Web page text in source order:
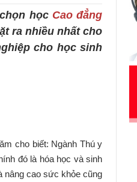
học Cao đẳng
ra nhiều nhất cho
cho học sinh
cho biết: Ngành Thú y
đó là hóa học và sinh
nâng cao sức khỏe cũng
h